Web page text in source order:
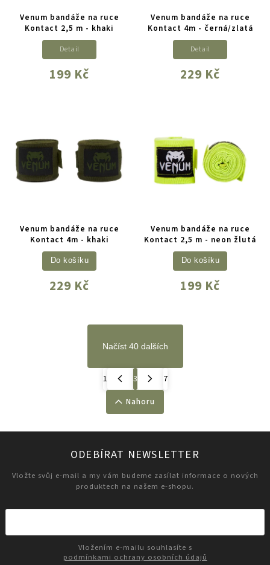
Venum bandáže na ruce
Kontact 2,5 m - khaki
199 Kč
Detail
Venum bandáže na ruce
Kontact 4m - černá/zlatá
229 Kč
Detail
Venum bandáže na ruce
Kontact 4m - khaki
229 Kč
Do košíku
Venum bandáže na ruce
Kontact 2,5 m - neon žlutá
199 Kč
Do košíku
Načíst 40 dalších
1 3
7
Nahoru
ODEBÍRAT NEWSLETTER
Vložte svůj e-mail a my vám budeme zasílat informace o nových
produktech na našem e-shopu.
podmínkami ochrany osobních údajů